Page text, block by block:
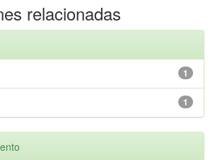
relacionadas
1
1